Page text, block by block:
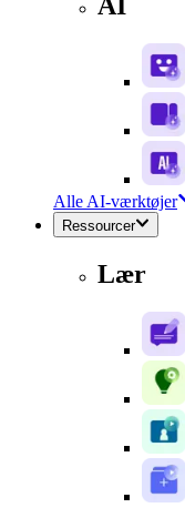
AI
Alle AI-værktøjer
Ressourcer
Lær